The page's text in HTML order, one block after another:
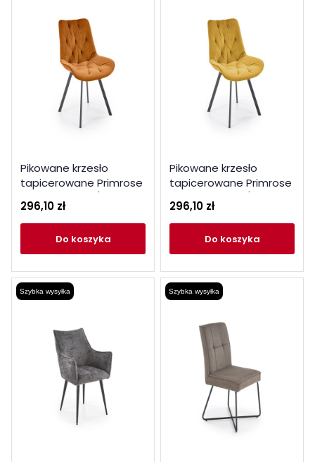
Pikowane krzesło
tapicerowane Primrose
296,10 zł
do koszyka
Pikowane krzesło
tapicerowane Primrose
296,10 zł
do koszyka
Szybka wysyłka Szybka wysyłka